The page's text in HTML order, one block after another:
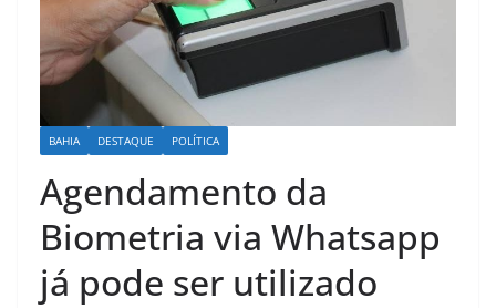
BAHIA DESTAQUE POLÍTICA
Agendamento da
Biometria via Whatsapp
já pode ser utilizado